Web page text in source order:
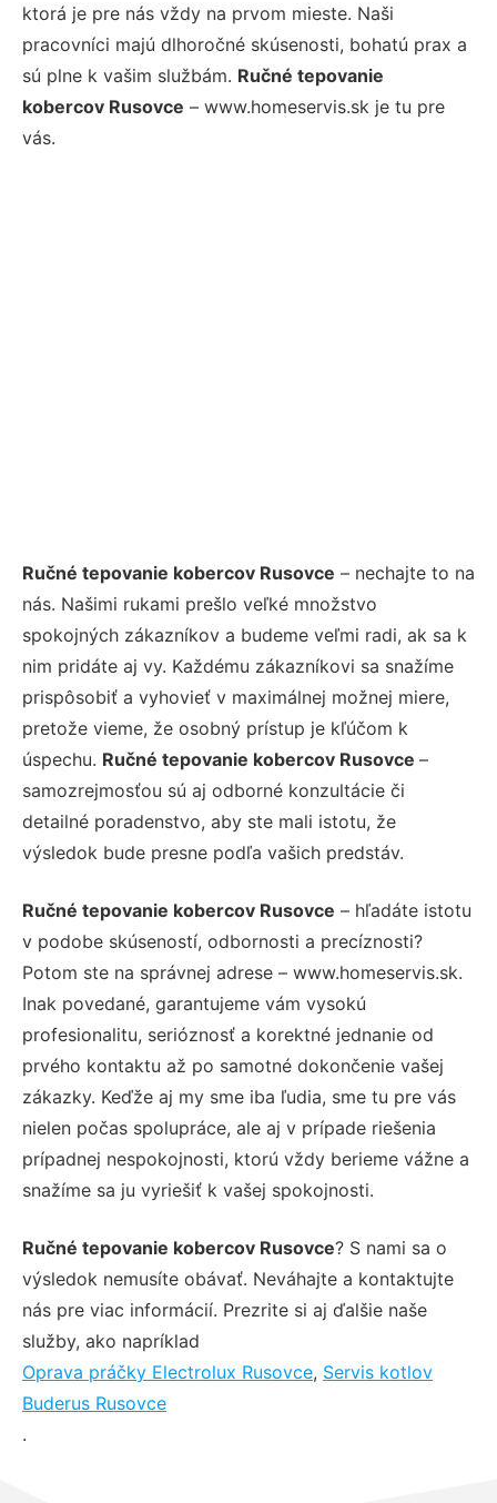
ktorá je pre nás vždy na prvom mieste. Naši
pracovníci majú dlhoročné skúsenosti, bohatú prax a
sú plne k vašim službám. Ručné tepovanie
kobercov Rusovce – www.homeservis.sk je tu pre
vás.
Ručné tepovanie kobercov Rusovce – nechajte to na
nás. Našimi rukami prešlo veľké množstvo
spokojných zákazníkov a budeme veľmi radi, ak sa k
nim pridáte aj vy. Každému zákazníkovi sa snažíme
prispôsobiť a vyhovieť v maximálnej možnej miere,
pretože vieme, že osobný prístup je kľúčom k
úspechu. Ručné tepovanie kobercov Rusovce –
samozrejmosťou sú aj odborné konzultácie či
detailné poradenstvo, aby ste mali istotu, že
výsledok bude presne podľa vašich predstáv.
Ručné tepovanie kobercov Rusovce – hľadáte istotu
v podobe skúseností, odbornosti a precíznosti?
Potom ste na správnej adrese – www.homeservis.sk.
Inak povedané, garantujeme vám vysokú
profesionalitu, serióznosť a korektné jednanie od
prvého kontaktu až po samotné dokončenie vašej
zákazky. Keďže aj my sme iba ľudia, sme tu pre vás
nielen počas spolupráce, ale aj v prípade riešenia
prípadnej nespokojnosti, ktorú vždy berieme vážne a
snažíme sa ju vyriešiť k vašej spokojnosti.
Ručné tepovanie kobercov Rusovce? S nami sa o
výsledok nemusíte obávať. Neváhajte a kontaktujte
nás pre viac informácií. Prezrite si aj ďalšie naše
služby, ako napríklad
Oprava práčky Electrolux Rusovce, Servis kotlov
Buderus Rusovce
.